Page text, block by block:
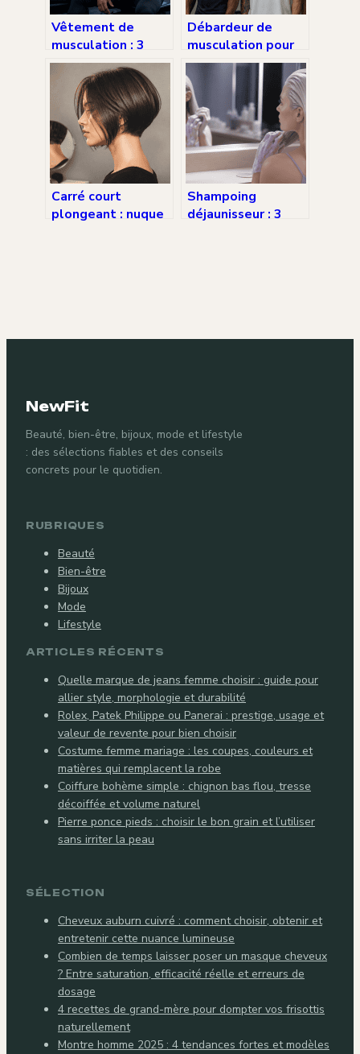
Vêtement de
musculation : 3
critères de
respirabilité et 4
textiles pour
optimiser vos
séances
Débardeur de
musculation pour
homme : 4 coupes
techniques pour
maximiser vos
performances
Carré court
plongeant : nuque
Shampoing
déjaunisseur : 3
NewFit
Beauté, bien-être, bijoux, mode et lifestyle
: des sélections fiables et des conseils
concrets pour le quotidien.
RUBRIQUES
Beauté
Bien-être
Bijoux
Mode
Lifestyle
ARTICLES RÉCENTS
Quelle marque de jeans femme choisir : guide pour
allier style, morphologie et durabilité
Rolex, Patek Philippe ou Panerai : prestige, usage et
valeur de revente pour bien choisir
Costume femme mariage : les coupes, couleurs et
matières qui remplacent la robe
Coiffure bohème simple : chignon bas flou, tresse
décoiffée et volume naturel
Pierre ponce pieds : choisir le bon grain et l’utiliser
sans irriter la peau
SÉLECTION
Cheveux auburn cuivré : comment choisir, obtenir et
entretenir cette nuance lumineuse
Combien de temps laisser poser un masque cheveux
? Entre saturation, efficacité réelle et erreurs de
dosage
4 recettes de grand-mère pour dompter vos frisottis
naturellement
Montre homme 2025 : 4 tendances fortes et modèles